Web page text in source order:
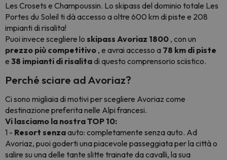
Les Crosets e Champoussin. Lo skipass del dominio totale Les
Portes du Soleil ti dà accesso a oltre 600 km di piste e 208
impianti di risalita!
Puoi invece scegliere lo skipass Avoriaz 1800 , con un
prezzo più competitivo , e avrai accesso a 78 km di piste
e 38 impianti di risalitadi questo comprensorio sciistico.
Perché sciare ad Avoriaz?
Ci sono migliaia di motivi per scegliere Avoriaz come
destinazione preferita nelle Alpi francesi.
Vi lasciamo la nostra TOP 10:
1 - Resort senzaauto: completamente senza auto. Ad
Avoriaz, puoi goderti una piacevole passeggiata per la città o
salire su una delle tante slitte trainate da cavalli, la sua